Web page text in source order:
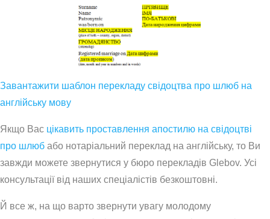
Завантажити шаблон перекладу свідоцтва про шлюб на
англійську мову
Якщо Вас цікавить проставлення апостилю на свідоцтві
про шлюб або нотаріальний переклад на англійську, то Ви
завжди можете звернутися у бюро перекладів Glebov. Усі
консультації від наших спеціалістів безкоштовні.
Й все ж, на що варто звернути увагу молодому